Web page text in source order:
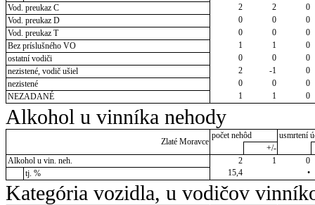
Vod. preukaz C
2 2
0
Vod. preukaz D
0 0
0
Vod. preukaz T
0 0
0
Bez príslušného VO
1 1
0
ostatní vodiči
0 0
0
nezistené, vodič ušiel
2 -1
0
nezistené
0 0
0
NEZADANÉ
1 1 0
Alkohol u vinníka nehody
Zlaté Moravce
počet nehôd
usmrtení
+/-
Alkohol u vin. neh.
2 1
0
tj. %
15,4 •
Kategória vozidla, u vodičov